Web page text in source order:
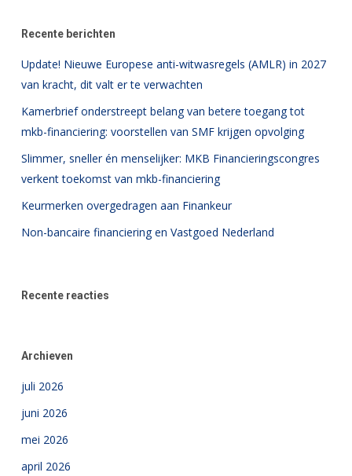
Recente berichten
Update! Nieuwe Europese anti-witwasregels (AMLR) in 2027
van kracht, dit valt er te verwachten
Kamerbrief onderstreept belang van betere toegang tot
mkb-financiering: voorstellen van SMF krijgen opvolging
Slimmer, sneller én menselijker: MKB Financieringscongres
verkent toekomst van mkb-financiering
Keurmerken overgedragen aan Finankeur
Non-bancaire financiering en Vastgoed Nederland
Recente reacties
Archieven
juli 2026
juni 2026
mei 2026
april 2026